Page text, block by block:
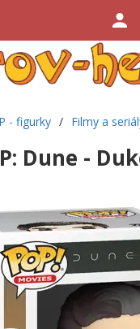
- figurky / Filmy a
Dune -